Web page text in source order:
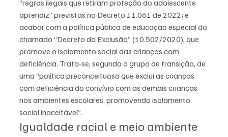
“regras ilegais que retiram proteção do adolescente
aprendiz” previstas no Decreto 11.061 de 2022; e
acabar com a política pública de educação especial do
chamado “Decreto da Exclusão” (10.502/2020), que
promove o isolamento social das crianças com
deficiência. Trata-se, segundo o grupo de transição, de
uma “política preconceituosa que exclui as crianças
com deficiência do convívio com as demais crianças
nos ambientes escolares, promovendo isolamento
social inaceitável”.
Igualdade racial e meio ambiente